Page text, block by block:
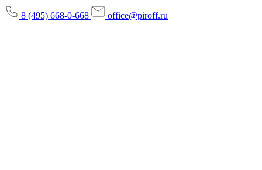
8 (495) 668-0-668 office@piroff.ru